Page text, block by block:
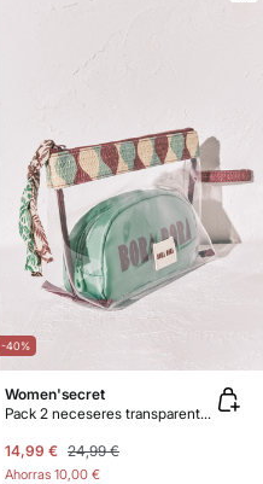
-40%
Women'secret
Pack 2 neceseres transparente y rafia
14,99 € 24,99 €
Ahorras 10,00 €